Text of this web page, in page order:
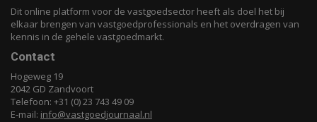
Dit online platform voor de vastgoedsector heeft als doel het bij
elkaar brengen van vastgoedprofessionals en het overdragen van
kennis in de gehele vastgoedmarkt.
Contact
Hogeweg 19
2042 GD Zandvoort
Telefoon: +31 (0) 23 743 49 09
E-mail: info@vastgoedjournaal.nl